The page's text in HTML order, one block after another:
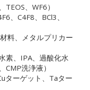
、WF6）
、C4F8、BCl3、
料、メタルプリカー
素、IPA、過酸化水
洗浄液）
ターゲット、Taター